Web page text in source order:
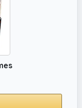
y
no
nada.